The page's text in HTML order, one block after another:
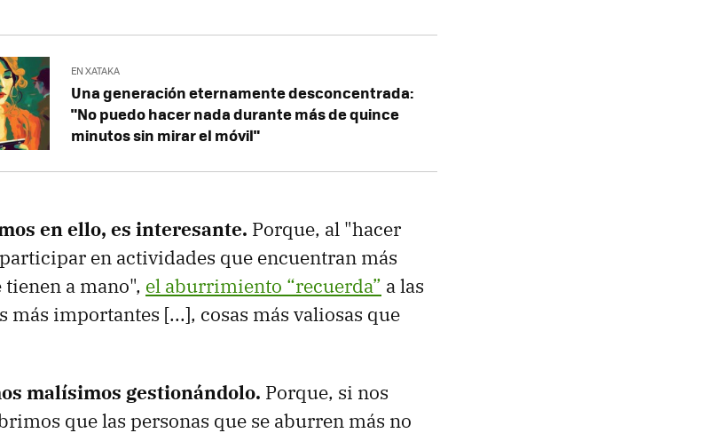
EN XATAKA
Una generación eternamente desconcentrada:
"No puedo hacer nada durante más de quince
minutos sin mirar el móvil"
en ello, es interesante. Porque, al "hacer
en actividades que encuentran más
a mano", el aburrimiento “recuerda” a las
más importantes [...], cosas más valiosas que
malísimos gestionándolo. Porque, si nos
que las personas que se aburren más no